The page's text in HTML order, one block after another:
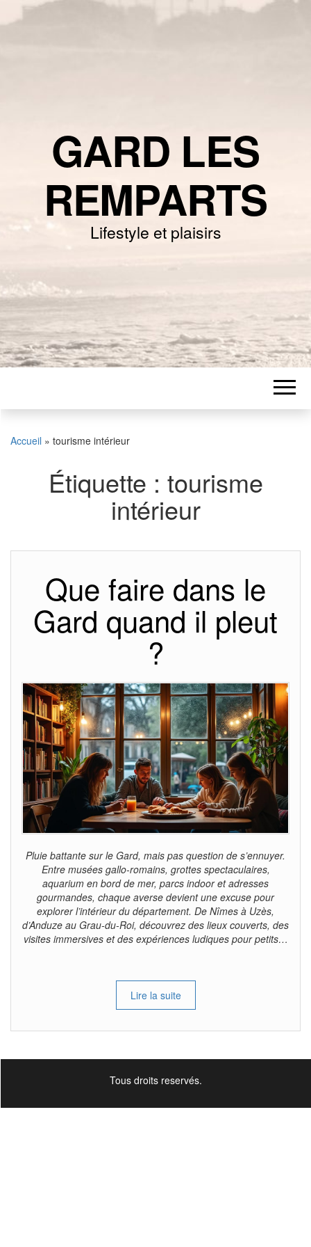
GARD LES
REMPARTS
Lifestyle et plaisirs
Accueil » tourisme intérieur
Étiquette : tourisme
intérieur
Que faire dans le
Gard quand il pleut
?
Pluie battante sur le Gard, mais pas question de s’ennuyer.
Entre musées gallo-romains, grottes spectaculaires,
aquarium en bord de mer, parcs indoor et adresses
gourmandes, chaque averse devient une excuse pour
explorer l’intérieur du département. De Nîmes à Uzès,
d’Anduze au Grau-du-Roi, découvrez des lieux couverts, des
visites immersives et des expériences ludiques pour petits…
Lire la suite
Tous droits reservés.